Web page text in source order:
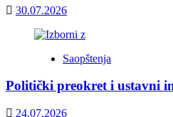
30.07.2026
Saopštenja
Politički preokret i ustavni
24.07.2026